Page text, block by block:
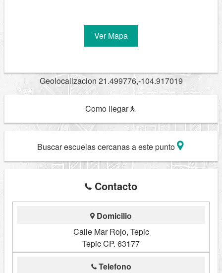
Ver Mapa
Geolocalizacion 21.499776,-104.917019
Como llegar
Buscar escuelas cercanas a este punto
Contacto
Domicilio
Calle Mar Rojo, Tepic
Tepic CP. 63177
Telefono